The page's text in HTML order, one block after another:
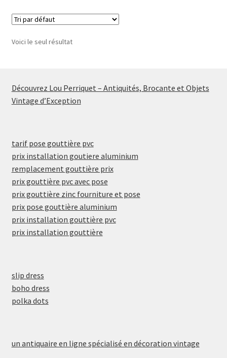
Voici le seul résultat
Découvrez Lou Perriquet – Antiquités, Brocante et Objets
Vintage d’Exception
tarif pose gouttière pvc
prix installation goutiere aluminium
remplacement gouttière prix
prix gouttière pvc avec pose
prix gouttière zinc fourniture et pose
prix pose gouttière aluminium
prix installation gouttière pvc
prix installation gouttière
slip dress
boho dress
polka dots
un antiquaire en ligne spécialisé en décoration vintage